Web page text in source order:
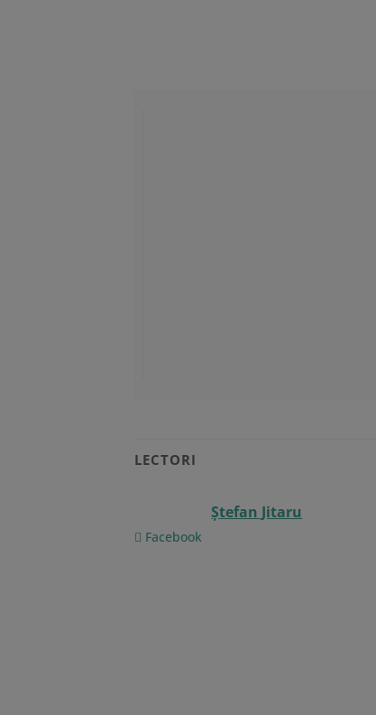
LECTORI
Ştefan Jitaru
Facebook